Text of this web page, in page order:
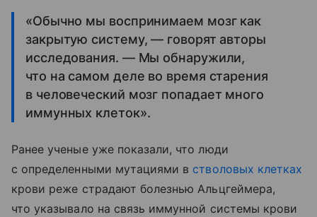
«Обычно мы воспринимаем мозг как
закрытую систему, — говорят авторы
исследования. — Мы обнаружили,
что на самом деле во время старения
в человеческий мозг попадает много
иммунных клеток».
Ранее ученые уже показали, что люди
с определенными мутациями в стволовых клетках
крови реже страдают болезнью Альцгеймера,
что указывало на связь иммунной системы крови